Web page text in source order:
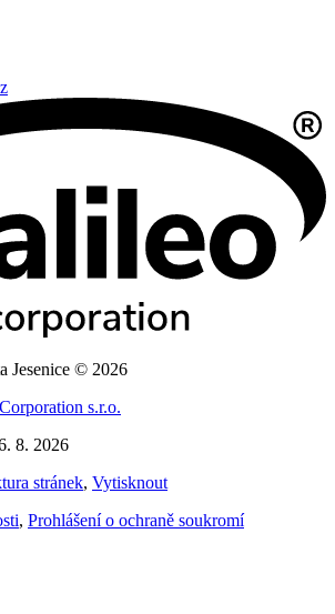
Jesenice © 2026
s.r.o.
8. 2026
stránek, Vytisknout
, Prohlášení o ochraně soukromí